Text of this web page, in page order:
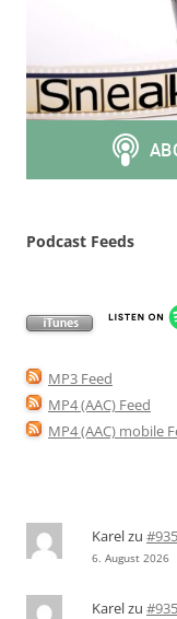
Podcast Feeds
MP3 Feed
MP4 (AAC) Feed
MP4 (AAC) mobile
Karelzu
6. August 2026
Karelzu